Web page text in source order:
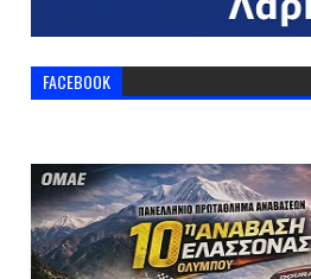
FACEBOOK